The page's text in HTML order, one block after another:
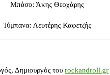
Μπάσο: Άκης Θεοχάρης
Τύμπανα: Λευτέρης Καφετζής
Δημιουργός του rockandroll.gr